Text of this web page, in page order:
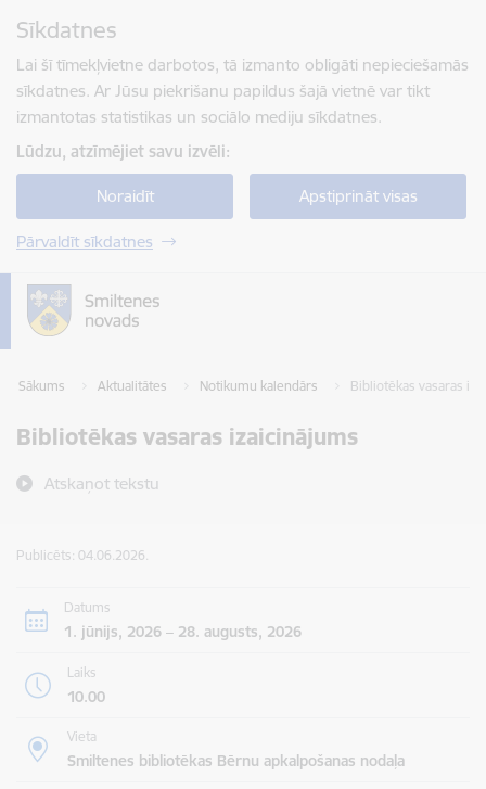
Sīkdatnes
Lai šī tīmekļvietne darbotos, tā izmanto obligāti nepieciešamās
sīkdatnes. Ar Jūsu piekrišanu papildus šajā vietnē var tikt
izmantotas statistikas un sociālo mediju sīkdatnes.
Lūdzu, atzīmējiet savu izvēli:
Noraidīt Apstiprināt visas
Pārvaldīt sīkdatnes
Sākums Aktualitātes Notikumu kalendārs Bibliotēkas vasaras
Bibliotēkas vasaras izaicinājums
Atskaņot tekstu
Publicēts: 04.06.2026.
Datums
1. jūnijs, 2026 – 28. augusts, 2026
Laiks
10.00
Vieta
Smiltenes bibliotēkas Bērnu apkalpošanas nodaļa